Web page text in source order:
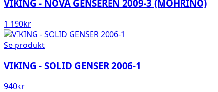
VIKING - NOVA GENSEREN 2009-3 (MOHRINO)
1 190kr
Se produkt
VIKING - SOLID GENSER 2006-1
940kr